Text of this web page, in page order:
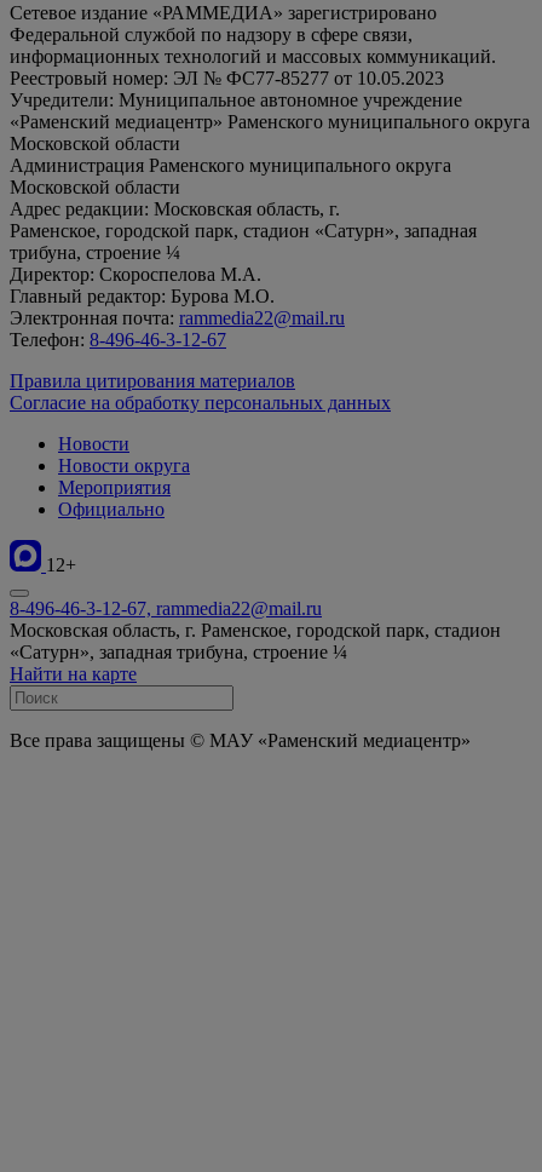
Сетевое издание «РАММЕДИА» зарегистрировано
Федеральной службой по надзору в сфере связи,
информационных технологий и массовых коммуникаций.
Реестровый номер: ЭЛ № ФС77-85277 от 10.05.2023
Учредители: Муниципальное автономное учреждение
«Раменский медиацентр» Раменского муниципального округа
Московской области
Администрация Раменского муниципального округа
Московской области
Адрес редакции: Московская область, г.
Раменское, городской парк, стадион «Сатурн», западная
трибуна, строение ¼
Директор: Скороспелова М.А.
Главный редактор: Бурова М.О.
Электронная почта: rammedia22@mail.ru
Телефон: 8-496-46-3-12-67
Правила цитирования материалов
Согласие на обработку персональных данных
Новости
Новости округа
Мероприятия
Официально
12+
8-496-46-3-12-67, rammedia22@mail.ru
Московская область, г. Раменское, городской парк, стадион
«Сатурн», западная трибуна, строение ¼
Найти на карте
Все права защищены © МАУ «Раменский медиацентр»